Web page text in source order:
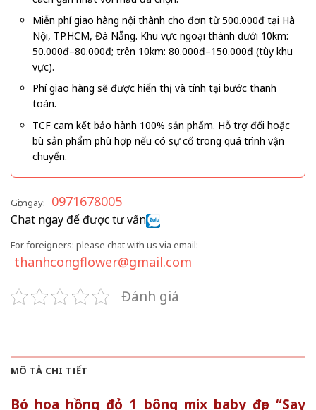
Miễn phí giao hàng nội thành cho đơn từ 500.000đ tại Hà
Nội, TP.HCM, Đà Nẵng. Khu vực ngoại thành dưới 10km:
50.000đ–80.000đ; trên 10km: 80.000đ–150.000đ (tùy khu
vực).
Phí giao hàng sẽ được hiển thị và tính tại bước thanh
toán.
TCF cam kết bảo hành 100% sản phẩm. Hỗ trợ đổi hoặc
bù sản phẩm phù hợp nếu có sự cố trong quá trình vận
chuyển.
Gọi ngay: 0971678005
Chat ngay để được tư vấn
For foreigners: please chat with us via email:
thanhcongflower@gmail.com
Đánh giá
MÔ TẢ CHI TIẾT
Bó hoa hồng đỏ 1 bông mix baby đẹp “Say